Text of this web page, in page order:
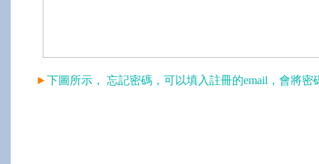
►下圖所示， 忘記密碼，可以填入註冊的email ，會將